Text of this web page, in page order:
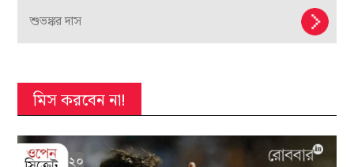
শুভঙ্কর দাস
মিস করবেন না!